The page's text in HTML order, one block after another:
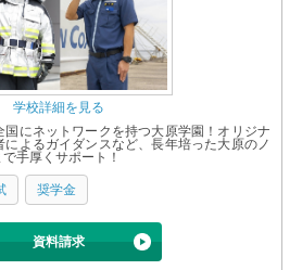
学校詳細を見る
にネットワークを持つ大原学園！オリジナ
よるガイダンスなど、長年培った大原のノ
手厚くサポート！
奨学金
資料請求